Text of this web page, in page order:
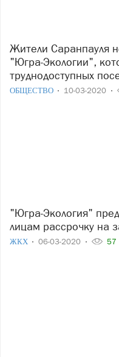
Жители Саранпауля не пропустили мусоровозы
"Югра-Экологии",
труднодоступных
ОБЩЕСТВО 10-03-2020
"Югра-Экология" предоставит юридическим
лицам рассрочку на
ЖКХ 06-03-2020 57